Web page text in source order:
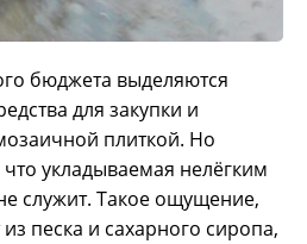
бюджета выделяются
для закупки и
плиткой. Но
укладываемая нелёгким
служит. Такое ощущение,
песка и сахарного сиропа,